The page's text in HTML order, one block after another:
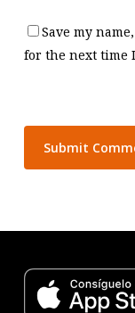
Save my
for the next time